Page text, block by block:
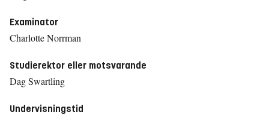
Examinator
Charlotte Norrman
Studierektor eller motsvarande
Dag Swartling
Undervisningstid